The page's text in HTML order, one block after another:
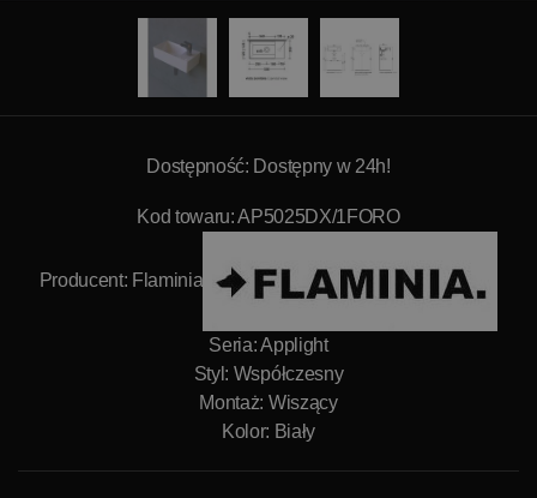
Dostępność: Dostępny w 24h!
Kod towaru: AP5025DX/1FORO
Producent: Flaminia
Seria: Applight
Styl: Współczesny
Montaż: Wiszący
Kolor: Biały